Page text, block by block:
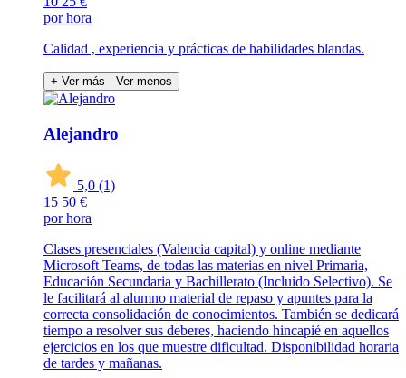
por hora
Calidad , experiencia y prácticas de habilidades blandas.
+ Ver más - Ver menos
Alejandro
5,0 (1)
15 50 €
por hora
Clases presenciales (Valencia capital) y online mediante
Microsoft Teams, de todas las materias en nivel Primaria,
Educación Secundaria y Bachillerato (Incluido Selectivo). Se
le facilitará al alumno material de repaso y apuntes para la
correcta consolidación de conocimientos. También se dedicará
tiempo a resolver sus deberes, haciendo hincapié en aquellos
ejercicios en los que muestre dificultad. Disponibilidad horaria
de tardes y mañanas.